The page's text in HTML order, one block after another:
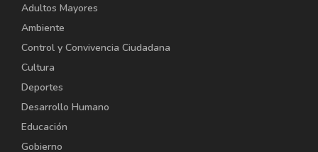
Adultos Mayores
Ambiente
Control y Convivencia Ciudadana
Cultura
Deportes
Desarrollo Humano
Educación
Gobierno